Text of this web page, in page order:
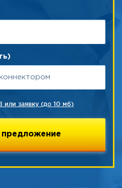
или заявку (до 10 мб)